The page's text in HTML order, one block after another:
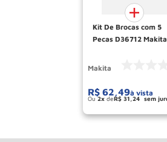
Kit De Brocas com 5
Pecas D36712 Makita
Makita
R$ 62,49à vista
2 R$ 31 ,24